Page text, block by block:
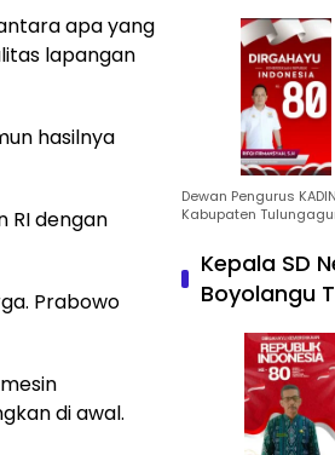
apa yang
lapangan
hasilnya
RI dengan
Prabowo
di awal.
Dewan Pengurus KADIN
Kabupaten
Kepala SD
Boyolangu